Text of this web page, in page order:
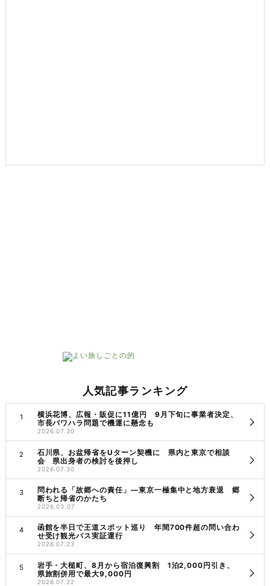
人気記事ランキング
横浜花博、広報・販促に11億円 9月下旬に事業者決定、
市長パワハラ問題で機運に懸念も
2026.07.30
石川県、お盆帰省をUターン契機に 県内と東京で相談
会 県出身者の検討を後押し
2026.07.30
問われる「故郷への責任」―東京一極集中と地方衰退 郷
断ちと帰省のかたち
2026.03.07
函館を半日で王道スポット巡り 年間700件超の問い合わ
せ受け観光バス実証運行
2026.07.23
岩手・大槌町、8月から宿泊復興割 1泊2,000円引き、
県旅割併用で最大9,000円
2026.07.22